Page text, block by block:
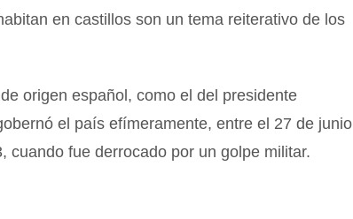
en castillos son un tema reiterativo de los
origen español, como el del presidente
el país efímeramente, entre el 27 de junio
cuando fue derrocado por un golpe militar.